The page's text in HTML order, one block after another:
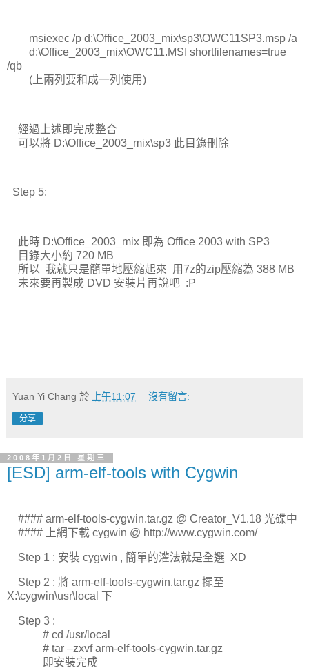
msiexec /p d:\Office_2003_mix\sp3\OWC11SP3.msp /a
d:\Office_2003_mix\OWC11.MSI shortfilenames=true
/qb
(上兩列要和成一列使用)
經過上述即完成整合
可以將 D:\Office_2003_mix\sp3 此目錄刪除
Step 5:
此時 D:\Office_2003_mix 即為 Office 2003 with SP3
目錄大小約 720 MB
所以 我就只是簡單地壓縮起來 用7z的zip壓縮為 388 MB
未來要再製成 DVD 安裝片再說吧 :P
Yuan Yi Chang 於 上午11:07 沒有留言:
分享
2008年1月2日 星期三
[ESD] arm-elf-tools with Cygwin
#### arm-elf-tools-cygwin.tar.gz @ Creator_V1.18 光碟中
#### 上網下載 cygwin @ http://www.cygwin.com/
Step 1 : 安裝 cygwin , 簡單的灌法就是全選 XD
Step 2 : 將 arm-elf-tools-cygwin.tar.gz 擺至
X:\cygwin\usr\local 下
Step 3 :
# cd /usr/local
# tar –zxvf arm-elf-tools-cygwin.tar.gz
即安裝完成